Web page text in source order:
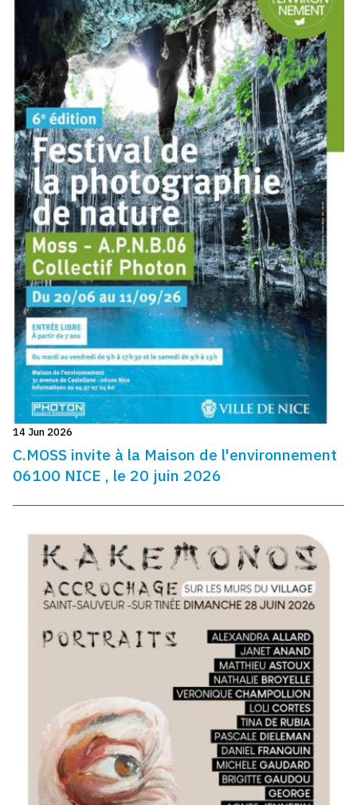
14 Jun 2026
C.MOSS invite à la Maison de l'environnement
06100 NICE , le 20 juin 2026